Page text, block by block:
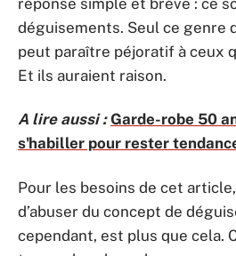
déguisements. Seul ce genre
peut paraître péjoratif à ceux
Et ils auraient raison.
A lire aussi : Garde-robe 50
s'habiller pour rester
Pour les besoins de cet
d’abuser du concept de
cependant, est plus que cela.